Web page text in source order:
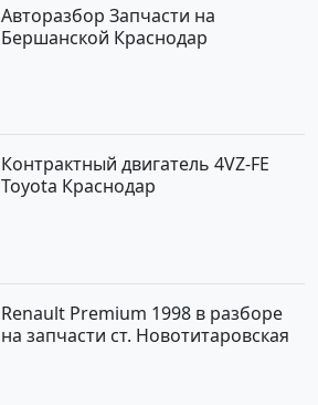
Авторазбор Запчасти на
Бершанской Краснодар
Контрактный двигатель 4VZ-FE
Toyota Краснодар
Renault Premium 1998 в разборе
на запчасти ст. Новотитаровская